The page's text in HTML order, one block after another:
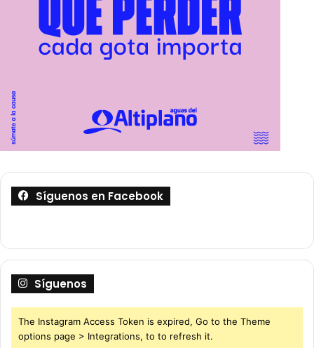
Síguenos en Facebook
Síguenos
The Instagram Access Token is expired, Go to the Theme
options page > Integrations, to to refresh it.